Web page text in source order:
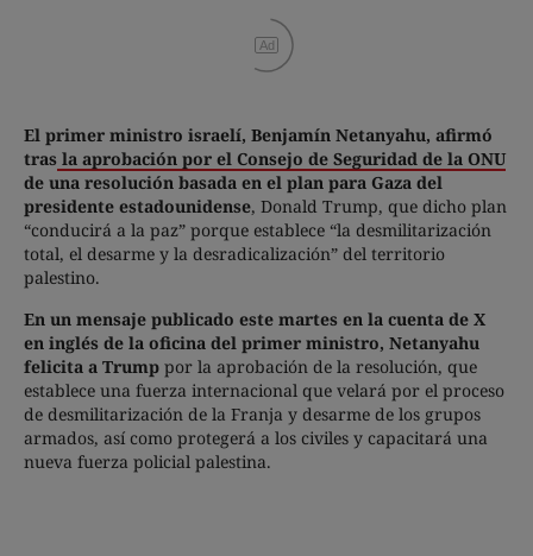
Ad
El primer ministro israelí, Benjamín Netanyahu, afirmó
tras la aprobación por el Consejo de Seguridad de la ONU
de una resolución basada en el plan para Gaza del
presidente estadounidense, Donald Trump, que dicho plan
“conducirá a la paz” porque establece “la desmilitarización
total, el desarme y la desradicalización” del territorio
palestino.
En un mensaje publicado este martes en la cuenta de X
en inglés de la oficina del primer ministro, Netanyahu
felicita a Trump por la aprobación de la resolución, que
establece una fuerza internacional que velará por el proceso
de desmilitarización de la Franja y desarme de los grupos
armados, así como protegerá a los civiles y capacitará una
nueva fuerza policial palestina.